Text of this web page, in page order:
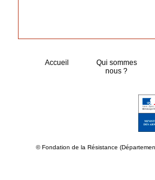
Accueil
Qui sommes
nous ?
© Fondation de la Résistance